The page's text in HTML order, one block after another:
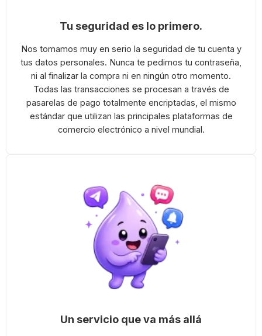
Tu seguridad es lo primero.
Nos tomamos muy en serio la seguridad de tu cuenta y
tus datos personales. Nunca te pedimos tu contraseña,
ni al finalizar la compra ni en ningún otro momento.
Todas las transacciones se procesan a través de
pasarelas de pago totalmente encriptadas, el mismo
estándar que utilizan las principales plataformas de
comercio electrónico a nivel mundial.
Un servicio que va más allá